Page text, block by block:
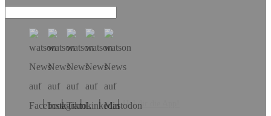
Hol dir die App!